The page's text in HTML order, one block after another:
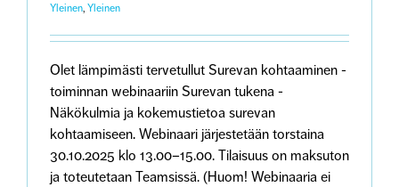
Yleinen, Yleinen
Olet lämpimästi tervetullut Surevan kohtaaminen -
toiminnan webinaariin Surevan tukena -
Näkökulmia ja kokemustietoa surevan
kohtaamiseen. Webinaari järjestetään torstaina
30.10.2025 klo 13.00–15.00. Tilaisuus on maksuton
ja toteutetaan Teamsissä. (Huom! Webinaaria ei